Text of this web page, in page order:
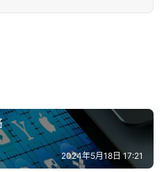
2024年5月18日 17:21